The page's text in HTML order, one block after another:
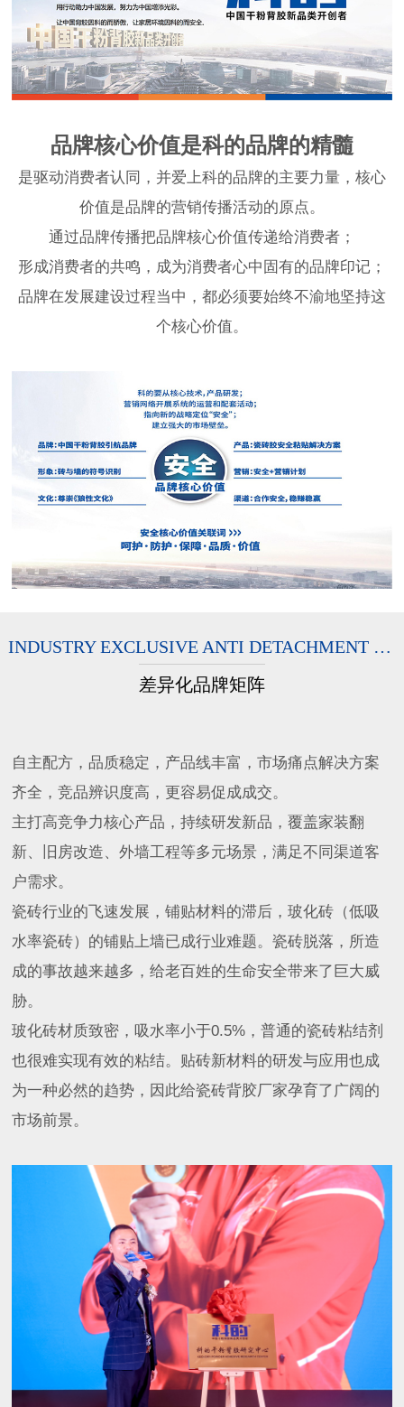
品牌核心价值是科的品牌的精髓
是驱动消费者认同，并爱上科的品牌的主要力量，核心
价值是品牌的营销传播活动的原点。
通过品牌传播把品牌核心价值传递给消费者；
形成消费者的共鸣，成为消费者心中固有的品牌印记；
品牌在发展建设过程当中，都必须要始终不渝地坚持这
个核心价值。
INDUSTRY EXCLUSIVE ANTI DETACHMENT RESEARCH INSTITUTE
差异化品牌矩阵
自主配方，品质稳定，产品线丰富，市场痛点解决方案
齐全，竞品辨识度高，更容易促成成交。
主打高竞争力核心产品，持续研发新品，覆盖家装翻
新、旧房改造、外墙工程等多元场景，满足不同渠道客
户需求。
瓷砖行业的飞速发展，铺贴材料的滞后，玻化砖（低吸
水率瓷砖）的铺贴上墙已成行业难题。瓷砖脱落，所造
成的事故越来越多，给老百姓的生命安全带来了巨大威
胁。
玻化砖材质致密，吸水率小于0.5%，普通的瓷砖粘结剂
也很难实现有效的粘结。贴砖新材料的研发与应用也成
为一种必然的趋势，因此给瓷砖背胶厂家孕育了广阔的
市场前景。